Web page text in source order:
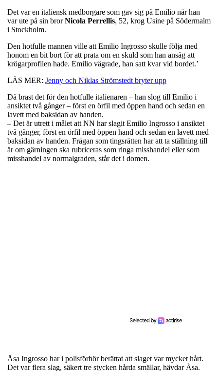
Det var en italiensk medborgare som gav sig på Emilio när han
var ute på sin brorNicola Perrellis, 52, krog Usine på Södermalm
i Stockholm.
Den hotfulle mannen ville att Emilio Ingrosso skulle följa med
honom en bit bort för att prata om en skuld som han ansåg att
krögarprofilen hade. Emilio vägrade, han satt kvar vid bordet.’
LÄS MER: Jenny och Niklas Strömstedt bryter upp
Då brast det för den hotfulle italienaren – han slog till Emilio i
ansiktet två gånger – först en örfil med öppen hand och sedan en
lavett med baksidan av handen.
– Det är utrett i målet att NN har slagit Emilio Ingrosso i ansiktet
två gånger, först en örfil med öppen hand och sedan en lavett med
baksidan av handen. Frågan som tingsrätten har att ta ställning till
är om gärningen ska rubriceras som ringa misshandel eller som
misshandel av normalgraden, står det i domen.
Åsa Ingrosso har i polisförhör berättat att slaget var mycket hårt.
Det var flera slag, säkert tre stycken hårda smällar, hävdar Åsa.